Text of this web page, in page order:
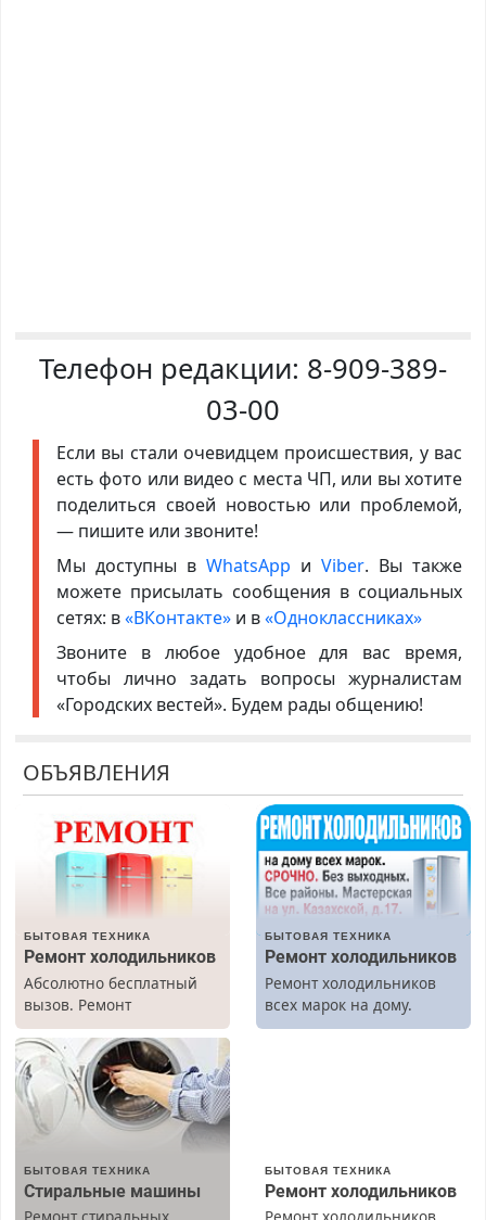
Телефон редакции: 8-909-389-
03-00
Если вы стали очевидцем происшествия, у вас
есть фото или видео с места ЧП, или вы хотите
поделиться своей новостью или проблемой,
— пишите или звоните!
Мы доступны в WhatsApp иViber. Вы также
можете присылать сообщения в социальных
сетях: в«ВКонтакте»и в«Одноклассниках»
Звоните в любое удобное для вас время,
чтобы лично задать вопросы журналистам
«Городских вестей». Будем рады общению!
ОБЪЯВЛЕНИЯ
БЫТОВАЯ ТЕХНИКА
Ремонт холодильников
Абсолютно бесплатный
вызов. Ремонт
холодильников всех
марок на дому, с
гарантией. Все р-ны.
Срочно. Без выходных.
Пенсионерам – скидки до
40%. Мастер со стажем.
БЫТОВАЯ ТЕХНИКА
Ремонт холодильников
Ремонт холодильников
всех марок на дому.
БЫТОВАЯ ТЕХНИКА
Стиральные машины
БЫТОВАЯ ТЕХНИКА
Ремонт холодильников